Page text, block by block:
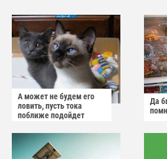
А может не будем его
ловить, пусть тока
поближе подойдет
Да